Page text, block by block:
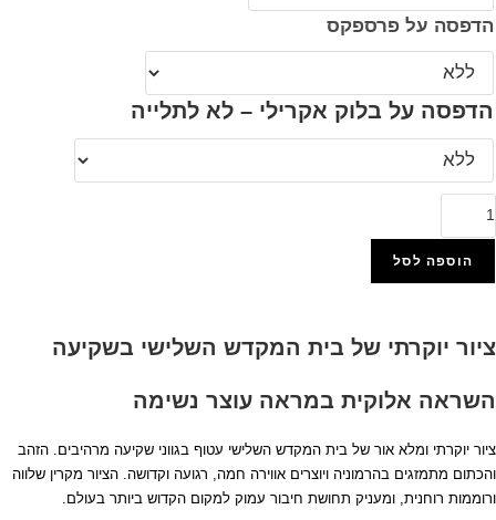
הדפסה על פרספקס
הדפסה על בלוק אקרילי – לא לתלייה
8020
-
של
המקדש
בשקיעה
על
קנבס
הוספה לסל
ציור יוקרתי של בית המקדש השלישי בשקיעה
השראה אלוקית במראה עוצר נשימה
ציור יוקרתי ומלא אור של בית המקדש השלישי עטוף בגווני שקיעה מרהיבים. הזהב
והכתום מתמזגים בהרמוניה ויוצרים אווירה חמה, רגועה וקדושה. הציור מקרין שלווה
ורוממות רוחנית, ומעניק תחושת חיבור עמוק למקום הקדוש ביותר בעולם.